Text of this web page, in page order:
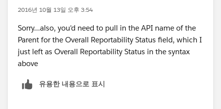
2016년 10월 13일 오후 3:54
Sorry...also, you'd need to pull in the API name of the
Parent for the Overall Reportability Status field, which I
just left as Overall Reportability Status in the syntax
above
유용한 내용으로 표시